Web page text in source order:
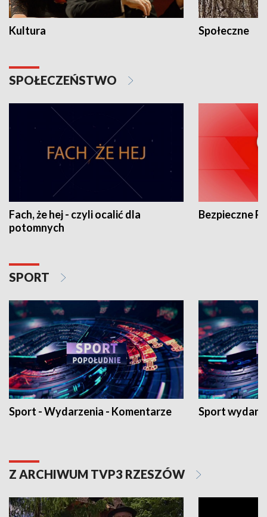
Kultura Społeczne
SPOŁECZEŃSTWO
Fach, że hej - czyli ocalić dla
potomnych
Bezpieczne
SPORT
Sport - Wydarzenia - Komentarze Sport
Z ARCHIWUM TVP3 RZESZÓW